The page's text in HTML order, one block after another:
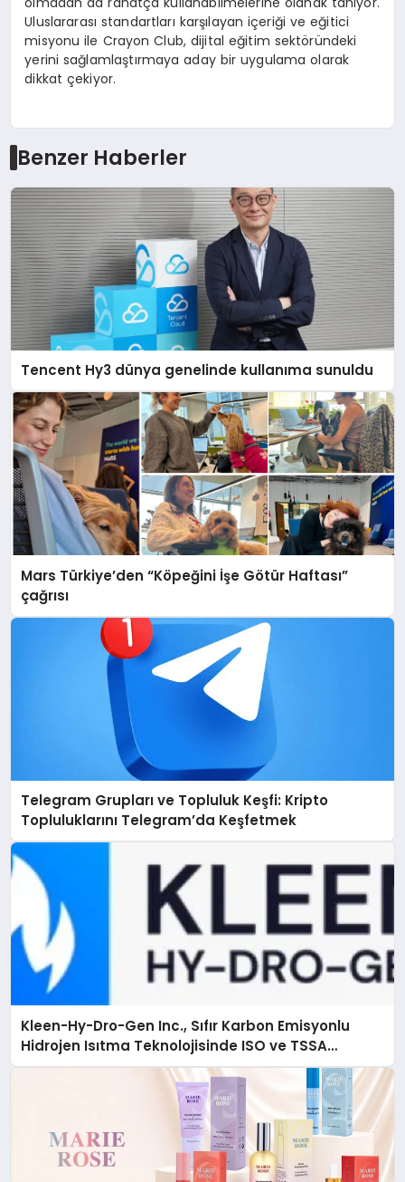
Uluslararası standartları karşılayan içeriği ve eğitici
misyonu ile Crayon Club, dijital eğitim sektöründeki
yerini sağlamlaştırmaya aday bir uygulama olarak
dikkat çekiyor.
Benzer Haberler
Tencent Hy3 dünya genelinde kullanıma sunuldu
Mars Türkiye’den “Köpeğini İşe Götür Haftası”
çağrısı
Telegram Grupları ve Topluluk Keşfi: Kripto
Topluluklarını Telegram’da Keşfetmek
Kleen-Hy-Dro-Gen Inc., Sıfır Karbon Emisyonlu
Hidrojen Isıtma Teknolojisinde ISO ve TSSA
Düzenleyici Onaylarını Aldı